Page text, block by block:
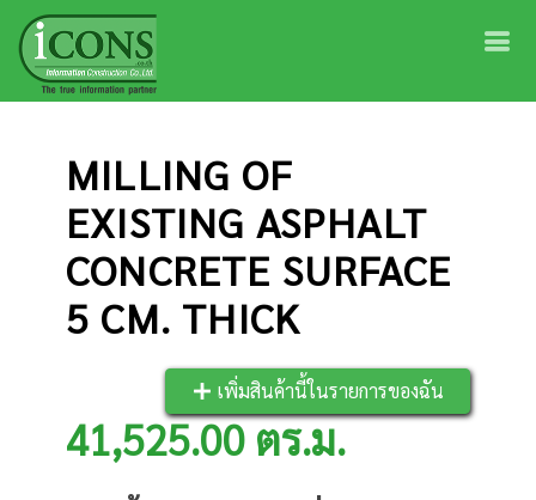
MILLING OF
EXISTING ASPHALT
CONCRETE SURFACE
5 CM. THICK
เพิ่มสินค้านี้ในรายการของฉัน
41,525.00 ตร.ม.